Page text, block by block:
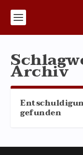
Archiv
gefunden